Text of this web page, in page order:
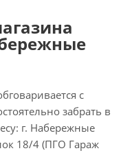
с
забрать в
г. Набережные
18/4 (ПГО Гараж